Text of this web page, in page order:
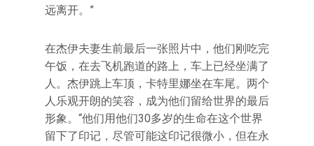
远离开。”
在杰伊夫妻生前最后一张照片中，他们刚吃完
午饭，在去飞机跑道的路上，车上已经坐满了
人。杰伊跳上车顶，卡特里娜坐在车尾。两个
人乐观开朗的笑容，成为他们留给世界的最后
形象。“他们用他们30多岁的生命在这个世界
留下了印记，尽管可能这印记很微小，但在永